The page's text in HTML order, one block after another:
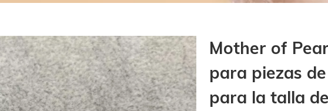
Mother of
para piezas
para la talla